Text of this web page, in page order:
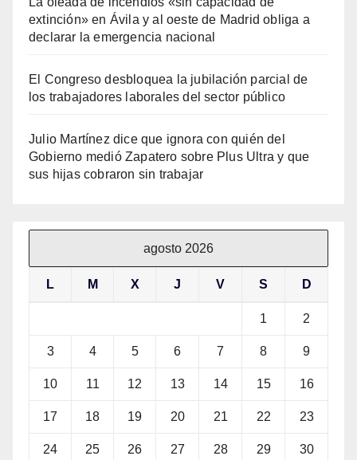
extinción» en Ávila y al oeste de Madrid obliga a
declarar la emergencia nacional
El Congreso desbloquea la jubilación parcial de
los trabajadores laborales del sector público
Julio Martínez dice que ignora con quién del
Gobierno medió Zapatero sobre Plus Ultra y que
sus hijas cobraron sin trabajar
agosto 2026
L M X J V S D
1 2
3 4 5 6 7 8 9
10 11 12 13 14 15 16
17 18 19 20 21 22 23
24 25 26 27 28 29 30